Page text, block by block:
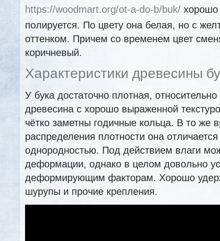
https://woodmart.org/ot-a-do-b/buk/ хорошо
полируется. По цвету она белая, но с
оттенком. Причем со временем цвет
коричневый.
Характеристики древесины
У бука достаточно плотная,
древесина с хорошо выраженной
чётко заметны годичные кольца. В то же
распределения плотности она
однородностью. Под действием влаги
деформации, однако в целом довольно
деформирующим факторам. Хорошо
шурупы и прочие крепления.